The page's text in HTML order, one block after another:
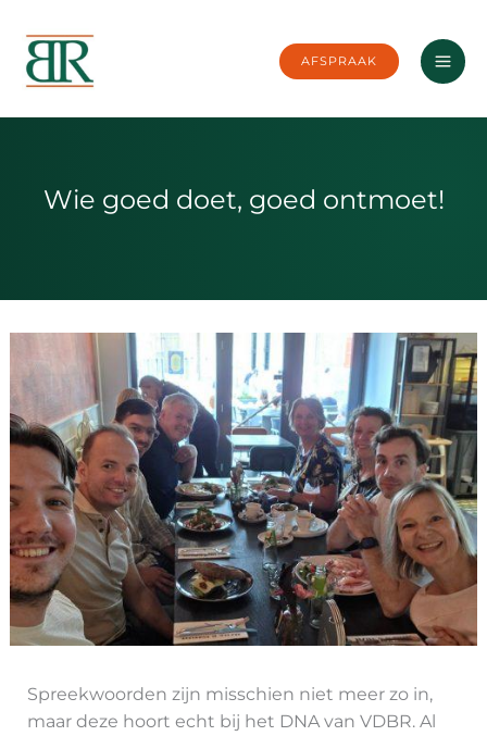
naar
inhoud
AFSPRAAK
Wie goed doet, goed ontmoet!
Spreekwoorden zijn misschien niet meer zo in,
maar deze hoort echt bij het DNA van VDBR. Al